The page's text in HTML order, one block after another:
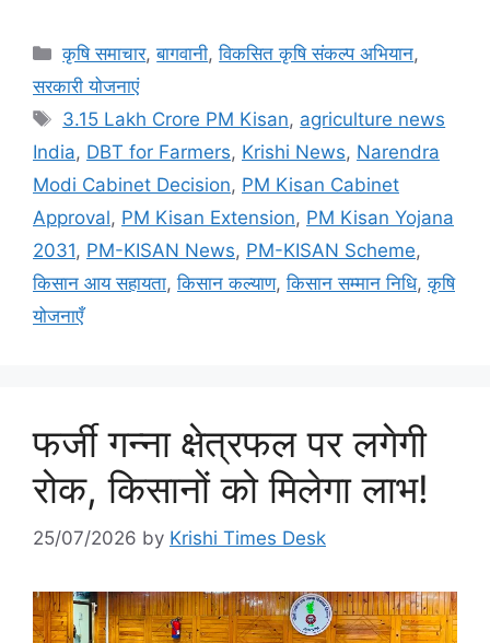
कृषि समाचार,बागवानी,विकसित कृषि संकल्प अभियान,
सरकारी योजनाएं
3.15 Lakh Crore PM Kisan, agriculture news
India, DBT for Farmers, Krishi News, Narendra
Modi Cabinet Decision, PM Kisan Cabinet
Approval, PM Kisan Extension, PM Kisan Yojana
2031, PM-KISAN News, PM-KISAN Scheme,
किसान आय सहायता,किसान कल्याण,किसान सम्मान निधि,कृषि
योजनाएँ
फर्जी गन्ना क्षेत्रफल पर लगेगी
रोक, किसानों को मिलेगा लाभ!
25/07/2026 by Krishi Times Desk